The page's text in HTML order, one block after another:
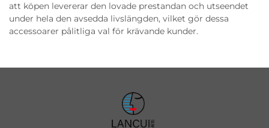
att köpen levererar den lovade prestandan och utseendet
under hela den avsedda livslängden, vilket gör dessa
accessoarer pålitliga val för krävande kunder.